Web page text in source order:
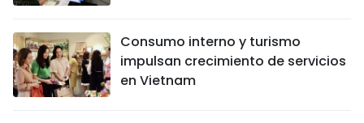
Consumo interno y turismo
impulsan crecimiento de servicios
en Vietnam